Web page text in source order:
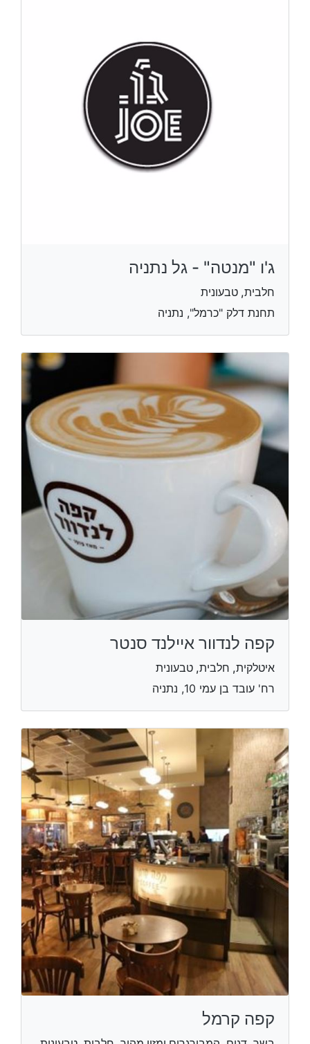
ג'ו "מנטה" - גל נתניה
חלבית, טבעונית
תחנת דלק "כרמל", נתניה
קפה לנדוור איילנד סנטר
איטלקית, חלבית, טבעונית
רח' עובד בן עמי 10, נתניה
קפה קרמל